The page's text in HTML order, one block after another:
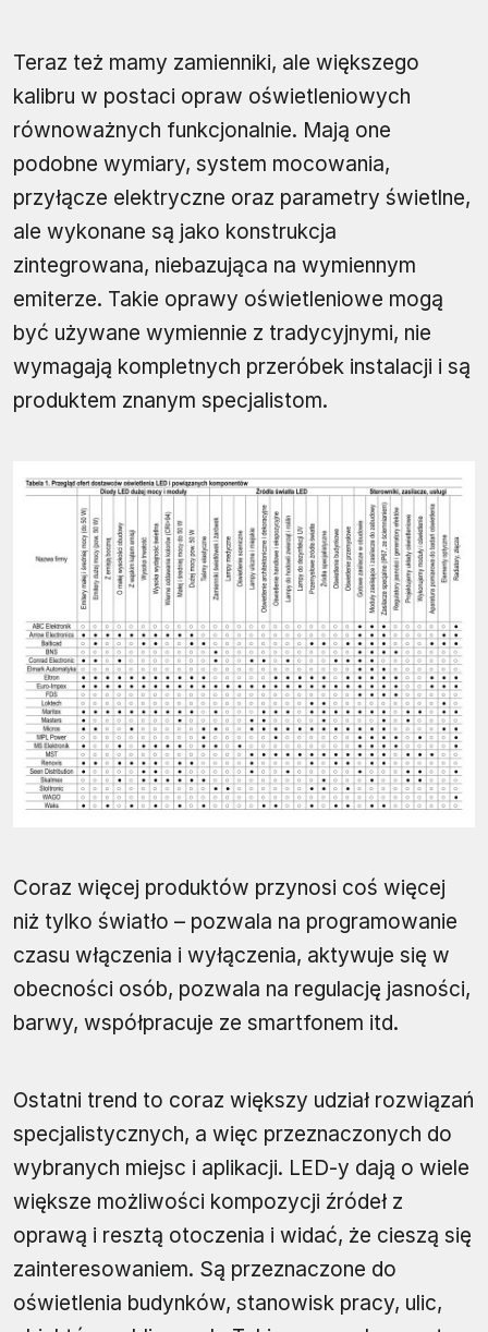
Teraz też mamy zamienniki, ale większego
kalibru w postaci opraw oświetleniowych
równoważnych funkcjonalnie. Mają one
podobne wymiary, system mocowania,
przyłącze elektryczne oraz parametry świetlne,
ale wykonane są jako konstrukcja
zintegrowana, niebazująca na wymiennym
emiterze. Takie oprawy oświetleniowe mogą
być używane wymiennie z tradycyjnymi, nie
wymagają kompletnych przeróbek instalacji i są
produktem znanym specjalistom.
Coraz więcej produktów przynosi coś więcej
niż tylko światło – pozwala na programowanie
czasu włączenia i wyłączenia, aktywuje się w
obecności osób, pozwala na regulację jasności,
barwy, współpracuje ze smartfonem itd.
Ostatni trend to coraz większy udział rozwiązań
specjalistycznych, a więc przeznaczonych do
wybranych miejsc i aplikacji. LED-y dają o wiele
większe możliwości kompozycji źródeł z
oprawą i resztą otoczenia i widać, że cieszą się
zainteresowaniem. Są przeznaczone do
oświetlenia budynków, stanowisk pracy, ulic,